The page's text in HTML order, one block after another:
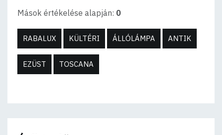
Mások értékelése alapján: 0
RABALUX KÜLTÉRI ÁLLÓLÁMPA ANTIK
EZÜST TOSCANA